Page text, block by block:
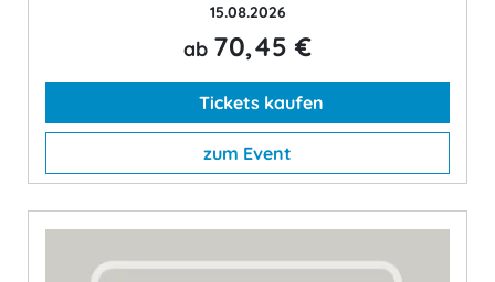
15.08.2026
ab 70,45 €
Tickets kaufen
zum Event